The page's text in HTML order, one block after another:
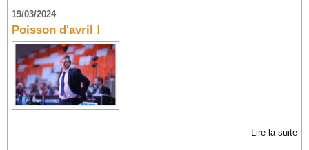
19/03/2024
Poisson d'avril !
Lire la suite